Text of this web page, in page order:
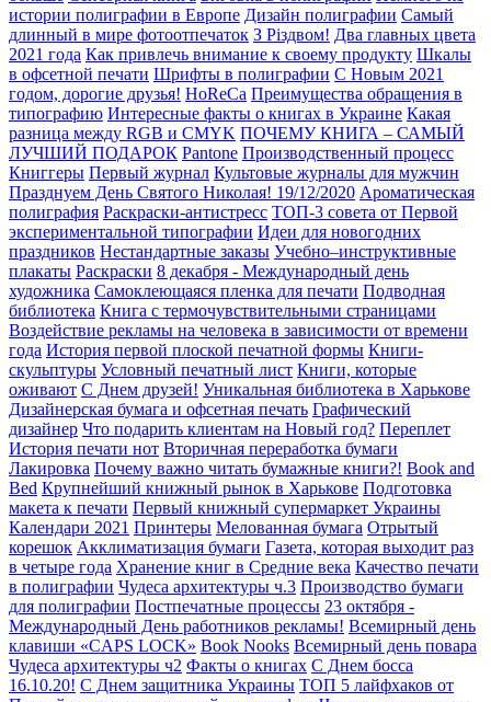
истории полиграфии в Европе Дизайн полиграфии Самый
длинный в мире фотоотпечаток З Різдвом! Два главных цвета
2021 года Как привлечь внимание к своему продукту Шкалы
в офсетной печати Шрифты в полиграфии С Новым 2021
годом, дорогие друзья! HoReCa Преимущества обращения в
типографию Интересные факты о книгах в Украине Какая
разница между RGB и CMYK ПОЧЕМУ КНИГА – САМЫЙ
ЛУЧШИЙ ПОДАРОК Pantone Производственный процесс
Книггеры Первый журнал Культовые журналы для мужчин
Празднуем День Святого Николая! 19/12/2020 Ароматическая
полиграфия Раскраски-антистресс ТОП-3 совета от Первой
экспериментальной типографии Идеи для новогодних
праздников Нестандартные заказы Учебно–инструктивные
плакаты Раскраски 8 декабря - Международный день
художника Самоклеющаяся пленка для печати Подводная
библиотека Книга с термочувствительными страницами
Воздействие рекламы на человека в зависимости от времени
года История первой плоской печатной формы Книги-
скульптуры Условный печатный лист Книги, которые
оживают С Днем друзей! Уникальная библиотека в Харькове
Дизайнерская бумага и офсетная печать Графический
дизайнер Что подарить клиентам на Новый год? Переплет
История печати нот Вторичная переработка бумаги
Лакировка Почему важно читать бумажные книги?! Book and
Bed Крупнейший книжный рынок в Харькове Подготовка
макета к печати Первый книжный супермаркет Украины
Календари 2021 Принтеры Мелованная бумага Отрытый
корешок Акклиматизация бумаги Газета, которая выходит раз
в четыре года Хранение книг в Средние века Качество печати
в полиграфии Чудеса архитектуры ч.3 Производство бумаги
для полиграфии Постпечатные процессы 23 октября -
Международный День работников рекламы! Всемирный день
клавиши «CAPS LOCK» Book Nooks Всемирный день повара
Чудеса архитектуры ч2 Факты о книгах С Днем босса
16.10.20! С Днем защитника Украины ТОП 5 лайфхаков от